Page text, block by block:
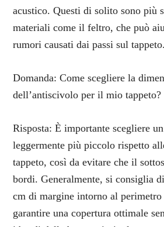
acustico. Questi di solito sono più
materiali come il feltro, che può
rumori causati dai passi sul tappeto.
Domanda: Come scegliere la
dell’antiscivolo per il mio tappeto?
Risposta: È importante scegliere
leggermente più piccolo rispetto
tappeto, così da evitare che il
bordi. Generalmente, si consiglia
cm di margine intorno al perimetro
garantire una copertura ottimale